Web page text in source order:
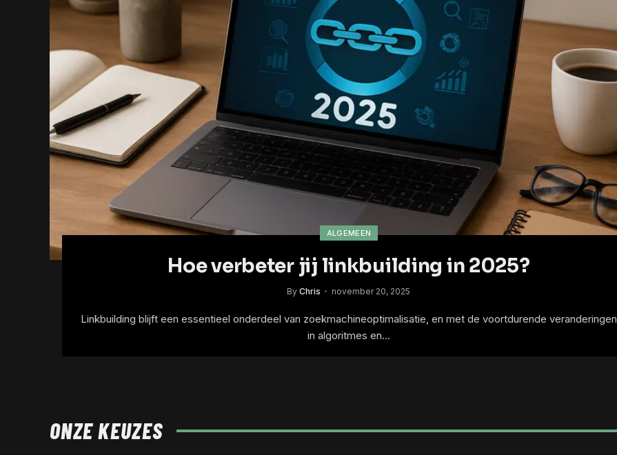
ALGEMEEN
Hoe verbeter jij linkbuilding in 2025?
By Chris november 20, 2025
Linkbuilding blijft een essentieel onderdeel van zoekmachineoptimalisatie, en met de voortdurende veranderingen
in algoritmes en…
ONZE KEUZES